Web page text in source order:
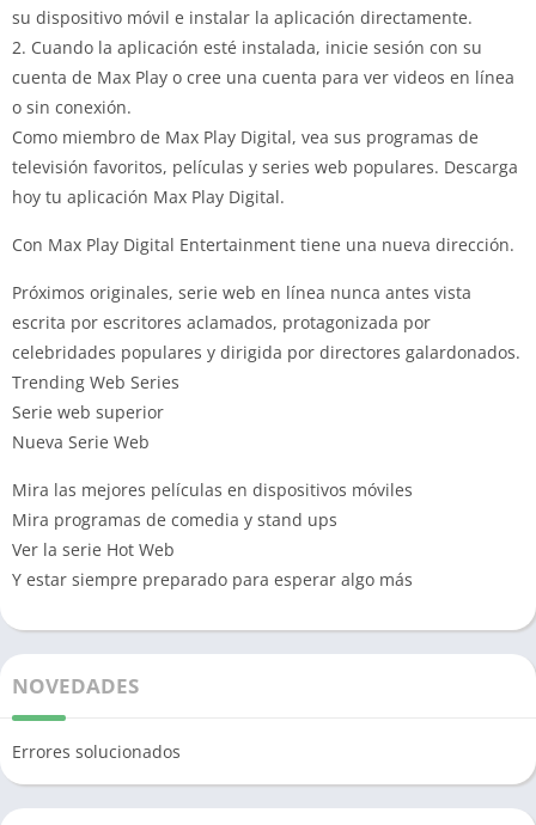
su dispositivo móvil e instalar la aplicación directamente.
2. Cuando la aplicación esté instalada, inicie sesión con su
cuenta de Max Play o cree una cuenta para ver videos en línea
o sin conexión.
Como miembro de Max Play Digital, vea sus programas de
televisión favoritos, películas y series web populares. Descarga
hoy tu aplicación Max Play Digital.
Con Max Play Digital Entertainment tiene una nueva dirección.
Próximos originales, serie web en línea nunca antes vista
escrita por escritores aclamados, protagonizada por
celebridades populares y dirigida por directores galardonados.
Trending Web Series
Serie web superior
Nueva Serie Web
Mira las mejores películas en dispositivos móviles
Mira programas de comedia y stand ups
Ver la serie Hot Web
Y estar siempre preparado para esperar algo más
NOVEDADES
Errores solucionados